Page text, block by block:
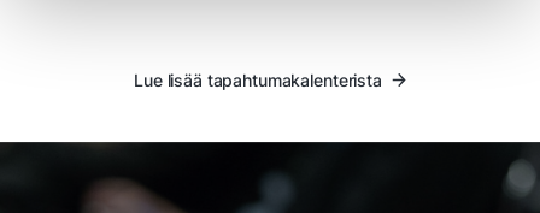
Lue lisää tapahtumakalenterista